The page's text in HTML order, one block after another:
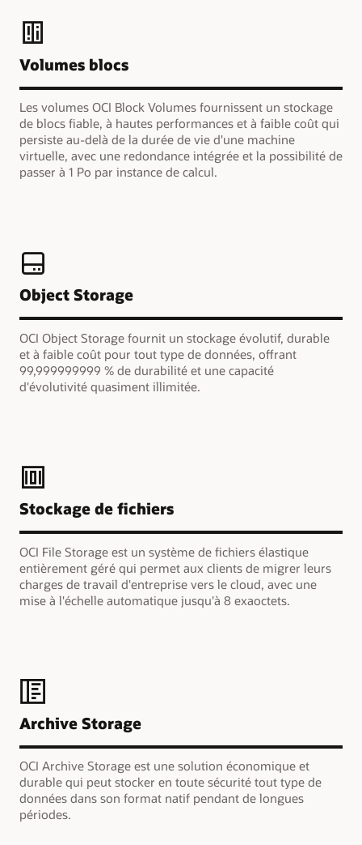
Volumes blocs
Les volumes OCI Block Volumes fournissent un stockage
de blocs fiable, à hautes performances et à faible coût qui
persiste au-delà de la durée de vie d'une machine
virtuelle, avec une redondance intégrée et la possibilité de
passer à 1 Po par instance de calcul.
Object Storage
OCI Object Storage fournit un stockage évolutif, durable
et à faible coût pour tout type de données, offrant
99,999999999 % de durabilité et une capacité
d'évolutivité quasiment illimitée.
Stockage de fichiers
OCI File Storage est un système de fichiers élastique
entièrement géré qui permet aux clients de migrer leurs
charges de travail d'entreprise vers le cloud, avec une
mise à l'échelle automatique jusqu'à 8 exaoctets.
Archive Storage
OCI Archive Storage est une solution économique et
durable qui peut stocker en toute sécurité tout type de
données dans son format natif pendant de longues
périodes.